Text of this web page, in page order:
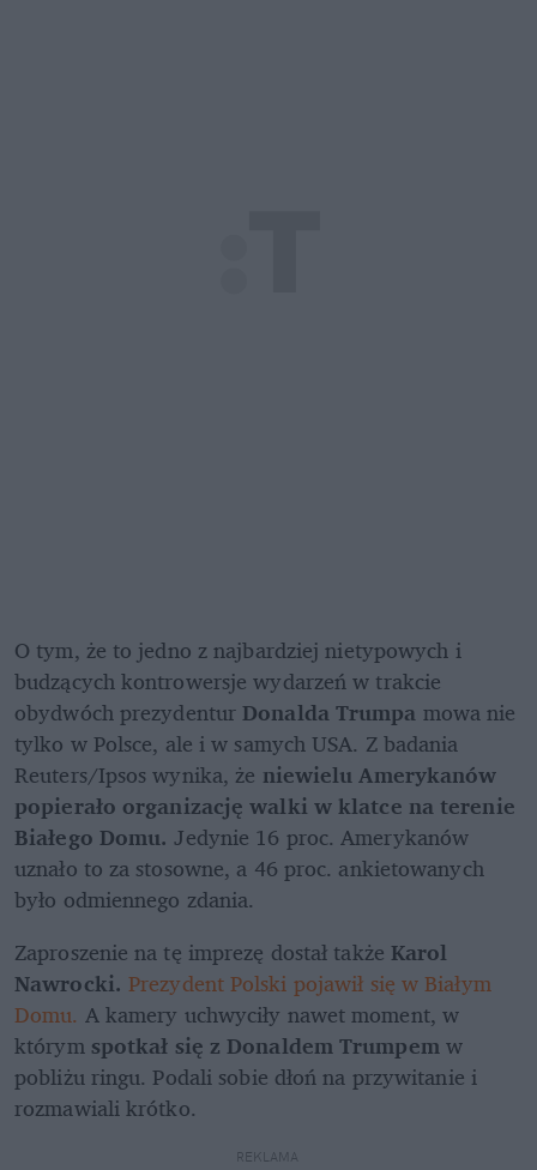
O tym, że to jedno z najbardziej nietypowych i
budzących kontrowersje wydarzeń w trakcie
obydwóch prezydentur Donalda Trumpa mowa nie
tylko w Polsce, ale i w samych USA. Z badania
Reuters/Ipsos wynika, że niewielu Amerykanów
popierało organizację walki w klatce na terenie
Białego Domu. Jedynie 16 proc. Amerykanów
uznało to za stosowne, a 46 proc. ankietowanych
było odmiennego zdania.
Zaproszenie na tę imprezę dostał także Karol
Nawrocki. Prezydent Polski pojawił się w Białym
Domu. A kamery uchwyciły nawet moment, w
którym spotkał się z Donaldem Trumpem w
pobliżu ringu. Podali sobie dłoń na przywitanie i
rozmawiali krótko.
REKLAMA